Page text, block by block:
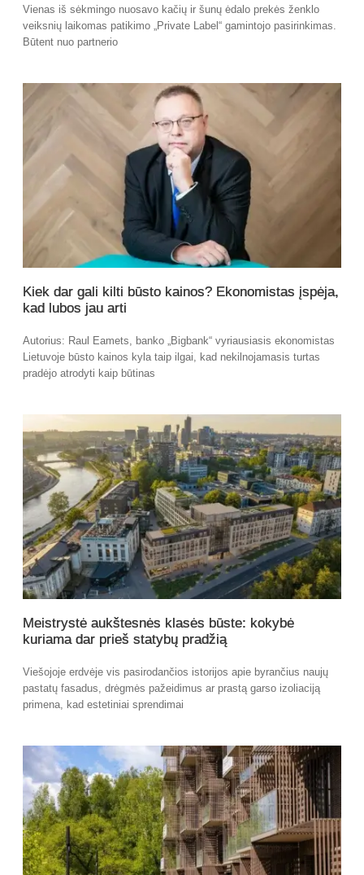
Vienas iš sėkmingo nuosavo kačių ir šunų ėdalo prekės ženklo
veiksnių laikomas patikimo „Private Label“ gamintojo pasirinkimas.
Būtent nuo partnerio
Kiek dar gali kilti būsto kainos? Ekonomistas įspėja,
kad lubos jau arti
Autorius: Raul Eamets, banko „Bigbank“ vyriausiasis ekonomistas
Lietuvoje būsto kainos kyla taip ilgai, kad nekilnojamasis turtas
pradėjo atrodyti kaip būtinas
Meistrystė aukštesnės klasės būste: kokybė
kuriama dar prieš statybų pradžią
Viešojoje erdvėje vis pasirodančios istorijos apie byrančius naujų
pastatų fasadus, drėgmės pažeidimus ar prastą garso izoliaciją
primena, kad estetiniai sprendimai